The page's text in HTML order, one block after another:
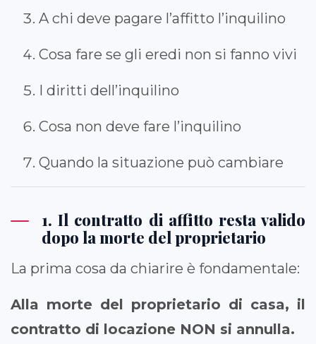
A chi deve pagare l’affitto l’inquilino
Cosa fare se gli eredi non si fanno vivi
I diritti dell’inquilino
Cosa non deve fare l’inquilino
Quando la situazione può cambiare
1. Il contratto di affitto resta valido
dopo la morte del proprietario
La prima cosa da chiarire è fondamentale:
Alla morte del proprietario di casa, il
contratto di locazione NON si annulla.